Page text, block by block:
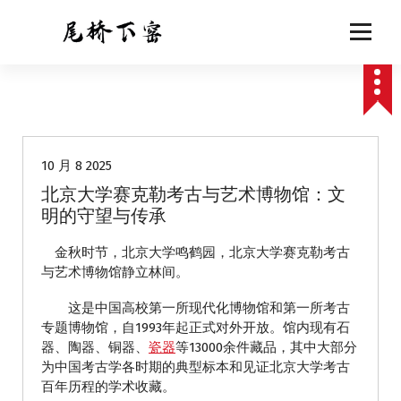
10 月 8 2025
北京大学赛克勒考古与艺术博物馆：文
明的守望与传承
金秋时节，北京大学鸣鹤园，北京大学赛克勒考古
与艺术博物馆静立林间。
这是中国高校第一所现代化博物馆和第一所考古
专题博物馆，自1993年起正式对外开放。馆内现有石
器、陶器、铜器、 瓷器等13000余件藏品，其中大部分
为中国考古学各时期的典型标本和见证北京大学考古
百年历程的学术收藏。